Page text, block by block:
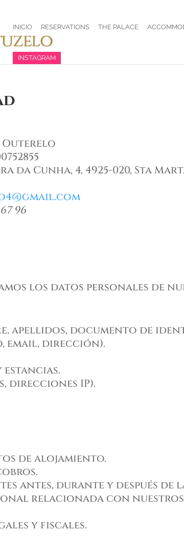
INICIO RESERVATIONS THE PALACE
INSTAGRAM
Outerelo
da Cunha, 4, 4925-020, Sta
96
los datos personales de
apellidos, documento de
dirección).
direcciones IP).
de alojamiento.
antes, durante y después de
relacionada con
y fiscales.